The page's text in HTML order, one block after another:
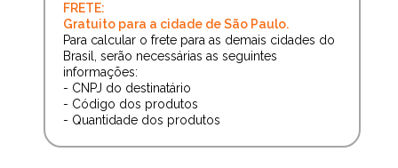
FRETE:
Gratuito para a cidade de São Paulo.
Para calcular o frete para as demais cidades do
Brasil, serão necessárias as seguintes
informações:
- CNPJ do destinatário
- Código dos produtos
- Quantidade dos produtos